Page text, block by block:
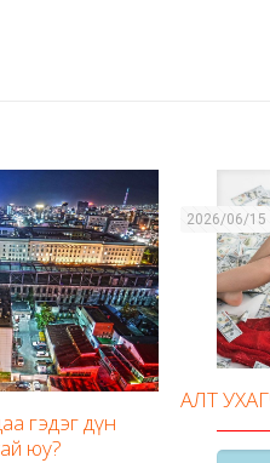
гэдэг дүн
юу?
2026/06/15
АЛТ